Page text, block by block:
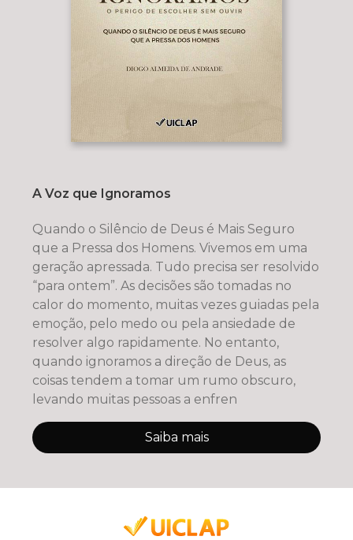
A Voz que Ignoramos
Quando o Silêncio de Deus é Mais Seguro
que a Pressa dos Homens. Vivemos em uma
geração apressada. Tudo precisa ser resolvido
“para ontem”. As decisões são tomadas no
calor do momento, muitas vezes guiadas pela
emoção, pelo medo ou pela ansiedade de
resolver algo rapidamente. No entanto,
quando ignoramos a direção de Deus, as
coisas tendem a tomar um rumo obscuro,
levando muitas pessoas a enfren
Saiba mais